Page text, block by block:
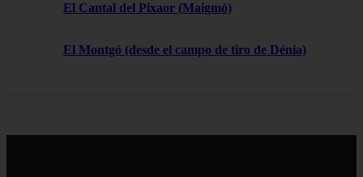
El Cantal del Pixaor (Maigmó)
El Montgó (desde el campo de tiro de Dénia)